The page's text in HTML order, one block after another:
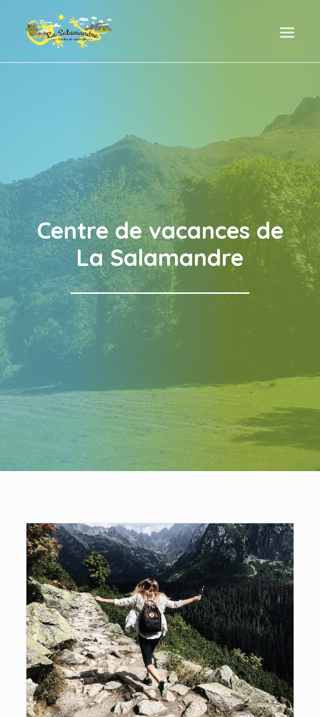
LE CENTRE
ACTIVITÉS & ENVIRONNEMENT
HISTOIRE & PHILOSOPHIE DU LIEU
CONTACT & RÉSERVATION
On parle de nous
FACEBOOK
INSTAGRAM
Centre de vacances de
La Salamandre